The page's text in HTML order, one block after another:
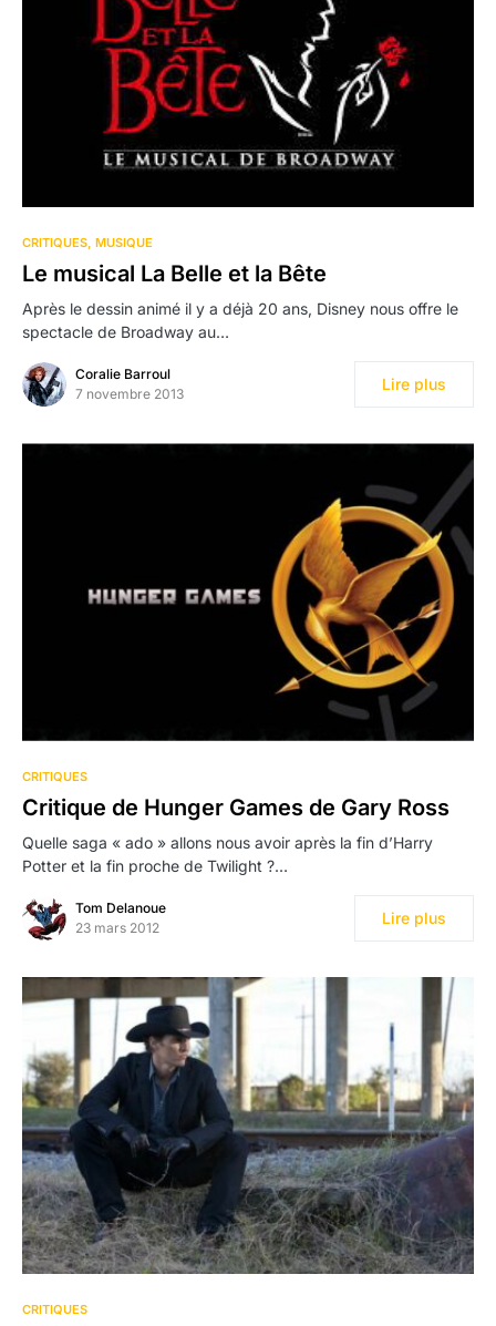
CRITIQUES MUSIQUE
Le musical La Belle et la Bête
Après le dessin animé il y a déjà 20 ans, Disney nous offre le
spectacle de Broadway au…
Coralie Barroul
7 novembre 2013
Lire plus
CRITIQUES
Critique de Hunger Games de Gary Ross
Quelle saga « ado » allons nous avoir après la fin d’Harry
Potter et la fin proche de Twilight ?…
Tom Delanoue
23 mars 2012
Lire plus
CRITIQUES